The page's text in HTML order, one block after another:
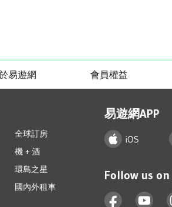
易遊網 會員權益
全球訂房
機 + 酒
環島之星
國內外租車
易遊網APP
iOS
Follow us on